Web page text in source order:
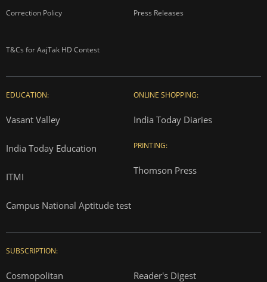
Correction Policy Press Releases
T&Cs for AajTak HD Contest
EDUCATION:
Vasant Valley
India Today Education
ITMI
Campus National Aptitude test
ONLINE SHOPPING:
India Today Diaries
PRINTING:
Thomson Press
SUBSCRIPTION:
Cosmopolitan Reader's Digest